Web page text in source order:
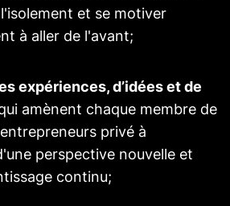
et se motiver
à aller de l'avant;
expériences, d’idées et de
amènent chaque membre de
privé à
perspective nouvelle et
continu;